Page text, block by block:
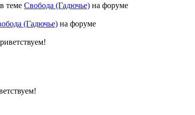
теме Свобода (Гадючье) на форуме
(Гадючье) на форуме